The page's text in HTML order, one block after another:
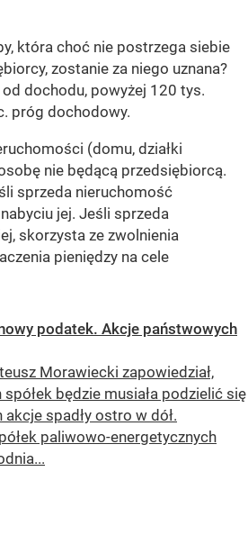
która choć nie postrzega siebie
zostanie za niego uznana?
dochodu, powyżej 120 tys.
próg dochodowy.
(domu, działki
nie będącą przedsiębiorcą.
sprzeda nieruchomość
jej. Jeśli sprzeda
skorzysta ze zwolnienia
pieniędzy na cele
podatek. Akcje państwowych
Morawiecki zapowiedział,
będzie musiała podzielić się
spadły ostro w dół.
paliwowo-energetycznych